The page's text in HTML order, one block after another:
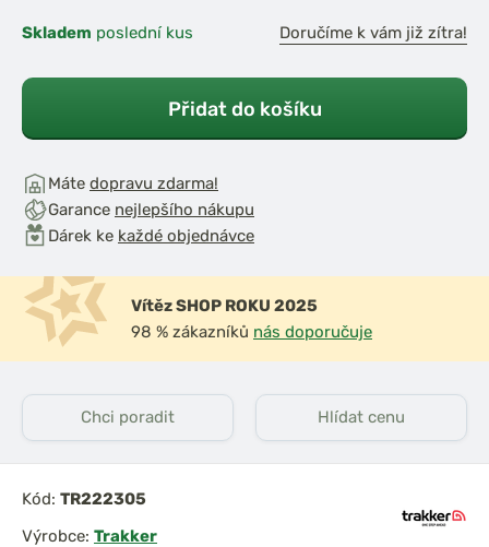
Skladem poslední kus Doručíme k vám již zítra!
Přidat do košíku
Máte dopravu zdarma!
Garance nejlepšího nákupu
Dárek ke každé objednávce
Vítěz SHOP ROKU 2025
98 % zákazníků nás doporučuje
Chci poradit Hlídat cenu
Kód: TR222305
Výrobce: Trakker